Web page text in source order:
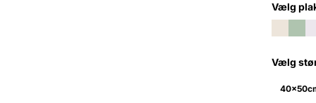
Vælg
Vælg
Size: